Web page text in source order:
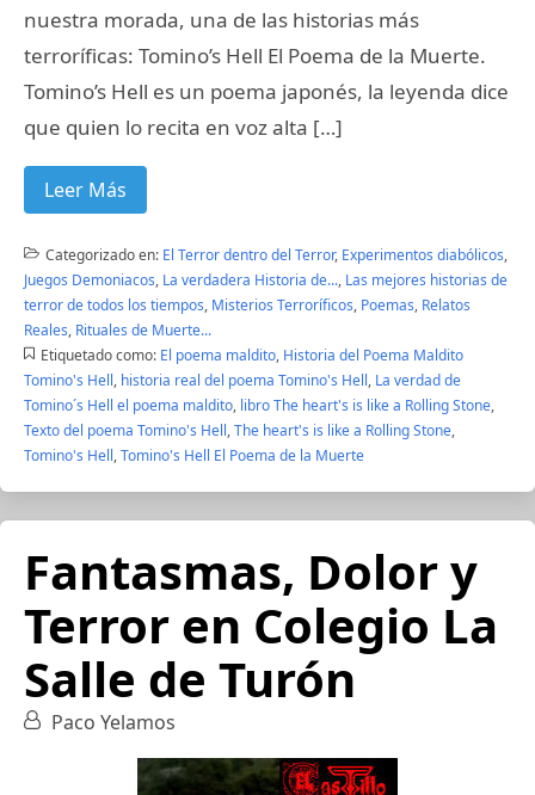
nuestra morada, una de las historias más
terroríficas: Tomino’s Hell El Poema de la Muerte.
Tomino’s Hell es un poema japonés, la leyenda dice
que quien lo recita en voz alta […]
Leer Más
Categorizado en: El Terror dentro del Terror, Experimentos diabólicos,
Juegos Demoniacos, La verdadera Historia de..., Las mejores historias de
terror de todos los tiempos, Misterios Terroríficos, Poemas, Relatos
Reales, Rituales de Muerte...
Etiquetado como: El poema maldito, Historia del Poema Maldito
Tomino's Hell, historia real del poema Tomino's Hell, La verdad de
Tomino´s Hell el poema maldito, libro The heart's is like a Rolling Stone,
Texto del poema Tomino's Hell,The heart's is like a Rolling Stone,
Tomino's Hell,Tomino's Hell El Poema de la Muerte
Fantasmas, Dolor y
Terror en Colegio La
Salle de Turón
Paco Yelamos